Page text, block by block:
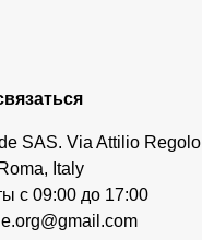
SAS. Via Attilio Regolo
Italy
с 09:00 до 17:00